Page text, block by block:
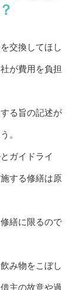
交換してほし
が費用を負担
る旨の記述が
。
ガイドライ
する修繕は原
繕に限るので
み物をこぼし
主の故意や過